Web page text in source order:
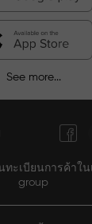
See more...
ะเบียนการค้าใน
group